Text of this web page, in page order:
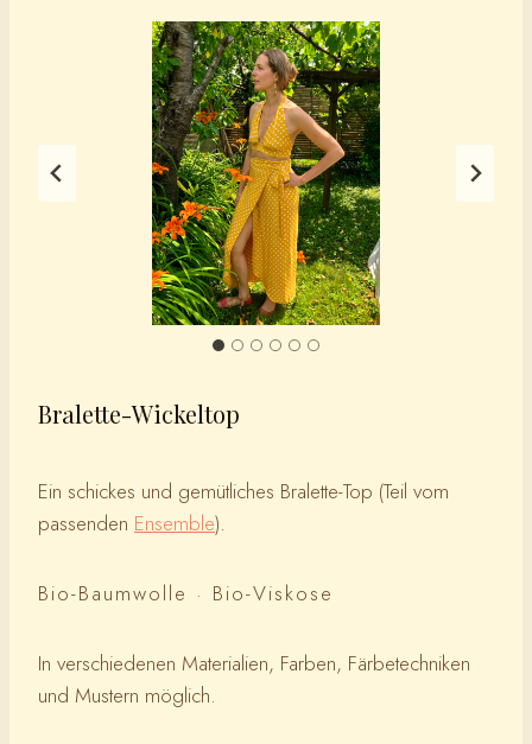
Bralette-Wickeltop
Ein schickes und gemütliches Bralette-Top (Teil vom
passenden Ensemble).
Bio-Baumwolle · Bio-Viskose
In verschiedenen Materialien, Farben, Färbetechniken
und Mustern möglich.